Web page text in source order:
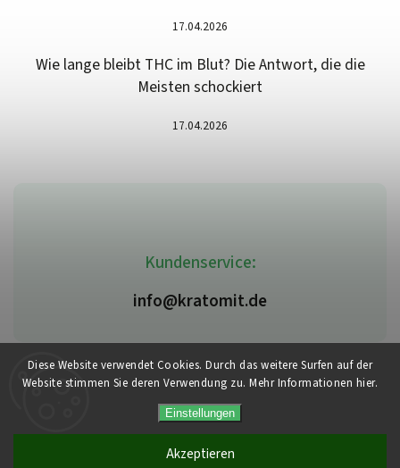
Diese Website verwendet Cookies. Durch das weitere Surfen auf der
Website stimmen Sie deren Verwendung zu. Mehr Informationen hier.
Einstellungen
Akzeptieren
Kundenservice:
info@kratomit.de
17.04.2026
Wie lange bleibt THC im Blut? Die Antwort, die die
Meisten schockiert
17.04.2026
Copyright 2026 Kratomit.de. Alle Rechte vorbehalten.
VytvořilShoptet| Design